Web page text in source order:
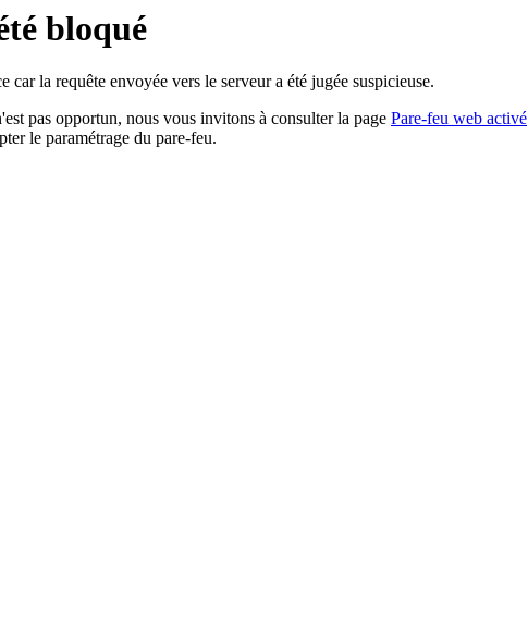
bloqué
la requête envoyée vers le serveur a été jugée suspicieuse.
pas opportun, nous vous invitons à consulter la page Pare-feu web activé
le paramétrage du pare-feu.